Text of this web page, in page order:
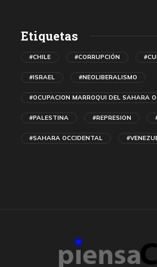
Etiquetas
#CHILE #CORRUPCIÓN
#ISRAEL #NEOLIBERALISMO
#OCUPACION MARROQUI DEL SAHARA
#PALESTINA #REPRESION
#SAHARA OCCIDENTAL